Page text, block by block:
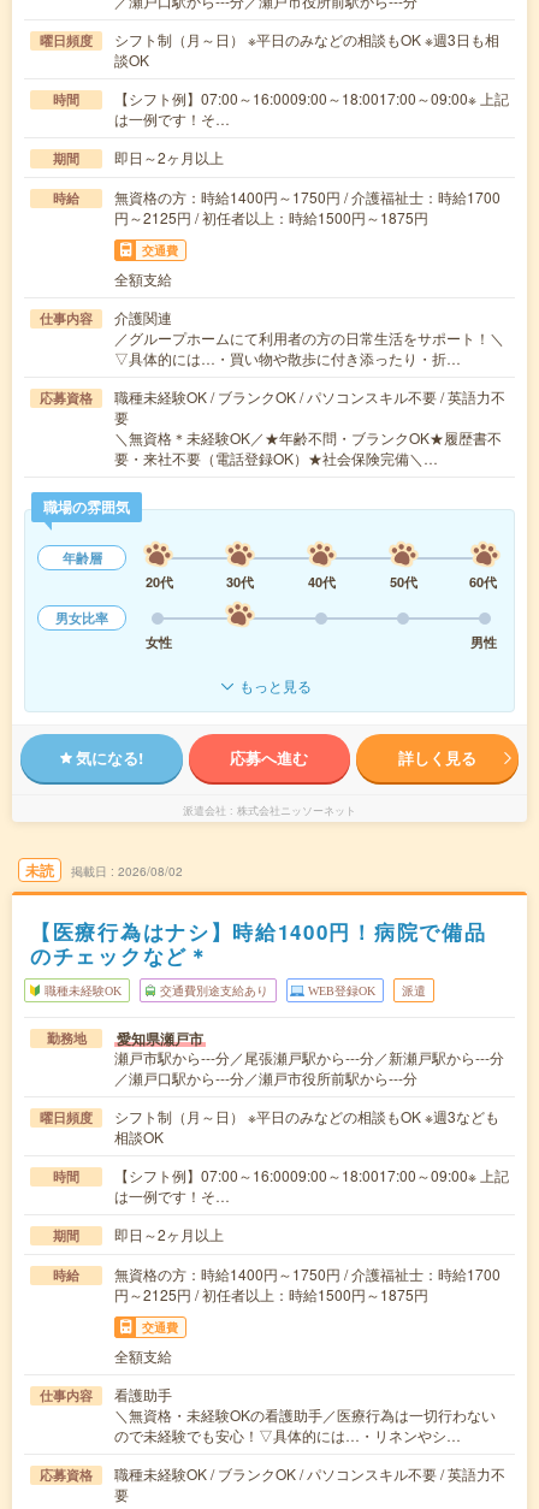
曜日頻度
シフト制（月～日） ※平日のみなどの相談もOK ※週3日も相
談OK
時間
【シフト例】07:00～16:0009:00～18:0017:00～09:00※ 上記
は一例です！そ…
期間 即日～2ヶ月以上
時給
無資格の方：時給1400円～1750円 / 介護福祉士：時給1700
円～2125円 / 初任者以上：時給1500円～1875円
交通費
全額支給
仕事内容
介護関連
／グループホームにて利用者の方の日常生活をサポート！＼
▽具体的には…・買い物や散歩に付き添ったり・折…
応募資格
職種未経験OK / ブランクOK / パソコンスキル不要 / 英語力不
要
＼無資格＊未経験OK／★年齢不問・ブランクOK★履歴書不
要・来社不要（電話登録OK）★社会保険完備＼…
職場の雰囲気
年齢層
20代
30代 40代 50代
60代
男女比率
女性
男性
もっと見る
気になる! 応募へ進む 詳しく見る
派遣会社 株式会社ニッソーネット
未読 掲載日 2026/08/02
【医療行為はナシ】時給1400円！病院で備品
のチェックなど＊
職種未経験OK 交通費別途支給あり WEB登録OK 派遣
勤務地 愛知県瀬戸市
瀬戸市駅から---分／尾張瀬戸駅から---分／新瀬戸駅から---分
／瀬戸口駅から---分／瀬戸市役所前駅から---分
曜日頻度
シフト制（月～日） ※平日のみなどの相談もOK ※週3なども
相談OK
時間
【シフト例】07:00～16:0009:00～18:0017:00～09:00※ 上記
は一例です！そ…
期間 即日～2ヶ月以上
時給
無資格の方：時給1400円～1750円 / 介護福祉士：時給1700
円～2125円 / 初任者以上：時給1500円～1875円
交通費
全額支給
仕事内容
看護助手
＼無資格・未経験OKの看護助手／医療行為は一切行わない
ので未経験でも安心！▽具体的には…・リネンやシ…
応募資格
職種未経験OK / ブランクOK / パソコンスキル不要 / 英語力不
要